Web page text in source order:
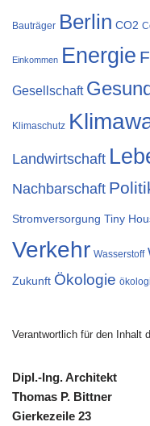
Bauträger Berlin CO2
Einkommen Energie
Gesellschaft
Klimaschutz
Landwirtschaft
Nachbarschaft
Stromversorgung Tiny
Verkehr Wasserstoff
Zukunft Ökologie
Verantwortlich für den Inhalt
Dipl.-Ing. Architekt
Thomas P. Bittner
Gierkezeile 23